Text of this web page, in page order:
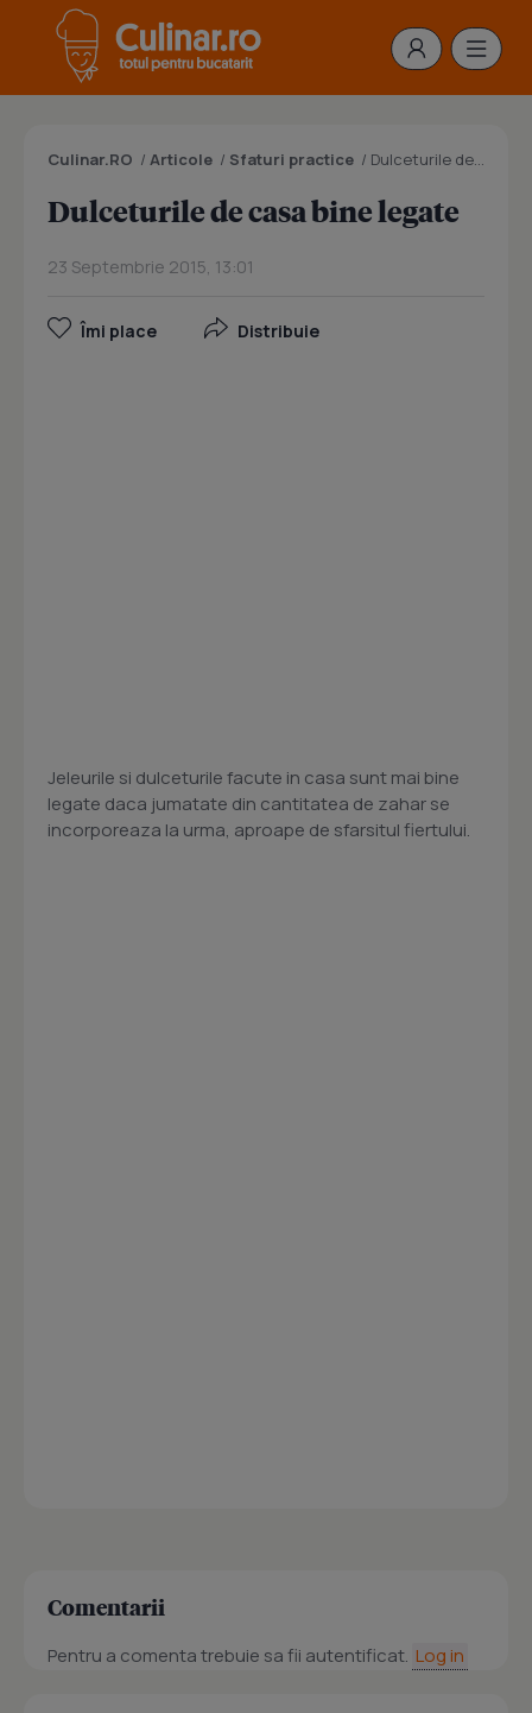
Culinar.RO / Articole / Sfaturi practice / Dulceturile de casa bine legate
Dulceturile de casa bine legate
23 Septembrie 2015, 13:01
Îmi place Distribuie
Jeleurile si dulceturile facute in casa sunt mai bine
legate daca jumatate din cantitatea de zahar se
incorporeaza la urma, aproape de sfarsitul fiertului.
Comentarii
Pentru a comenta trebuie sa fii autentificat. Log in